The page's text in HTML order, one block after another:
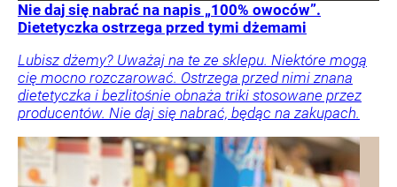
Nie daj się nabrać na napis „100% owoców”.
Dietetyczka ostrzega przed tymi dżemami
Lubisz dżemy? Uważaj na te ze sklepu. Niektóre mogą
cię mocno rozczarować. Ostrzega przed nimi znana
dietetyczka i bezlitośnie obnaża triki stosowane przez
producentów. Nie daj się nabrać, będąc na zakupach.